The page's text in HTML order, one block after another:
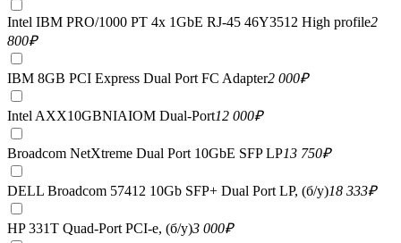
Intel IBM PRO/1000 PT 4x 1GbE RJ-45 46Y3512 High profile2
800₽
IBM 8GB PCI Express Dual Port FC Adapter2 000₽
Intel AXX10GBNIAIOM Dual-Port12 000₽
Broadcom NetXtreme Dual Port 10GbE SFP LP13 750₽
DELL Broadcom 57412 10Gb SFP+ Dual Port LP, (б/у)18 333₽
HP 331T Quad-Port PCI-e, (б/у)3 000₽